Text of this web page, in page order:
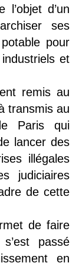
d’un
ses
pour
et
remis au
transmis au
Paris qui
lancer des
illégales
judiciaires
de cette
de faire
passé
en